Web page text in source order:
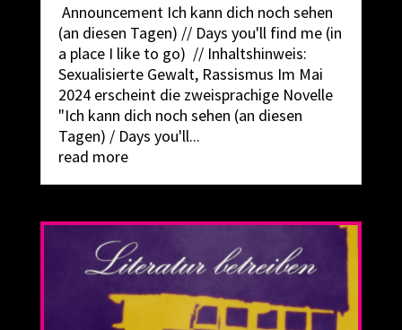
Announcement Ich kann dich noch sehen
(an diesen Tagen) // Days you'll find me (in
a place I like to go) // Inhaltshinweis:
Sexualisierte Gewalt, Rassismus Im Mai
2024 erscheint die zweisprachige Novelle
"Ich kann dich noch sehen (an diesen
Tagen) / Days you'll...
read more